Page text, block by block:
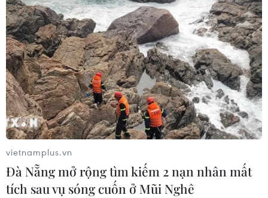
TIN CÙNG CHUYÊN MỤC
Những giấc mơ bay cất cánh từ
Vietjet
09/08/2026 09:11
vietnamplus.vn
Đà Nẵng mở rộng tìm kiếm 2 nạn nhân mất
tích sau vụ sóng cuốn ở Mũi Nghê